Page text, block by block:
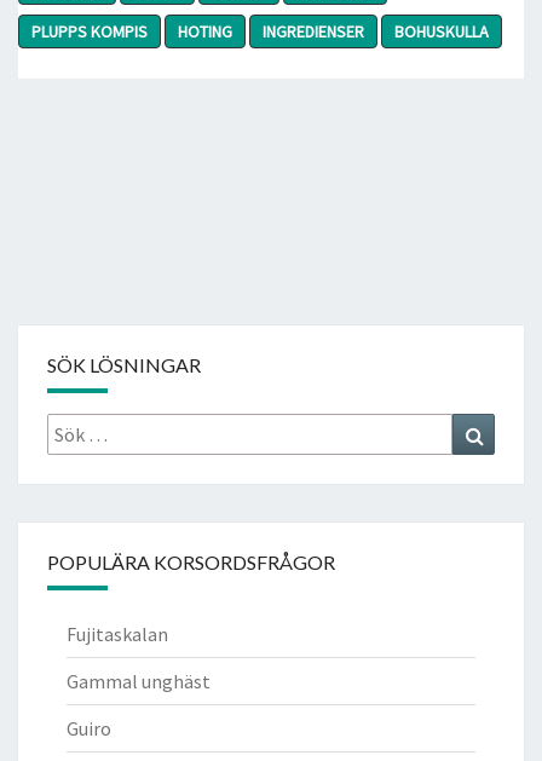
PLUPPS KOMPIS
HOTING INGREDIENSER BOHUSKULLA
SÖK LÖSNINGAR
Sök
efter:
POPULÄRA KORSORDSFRÅGOR
Fujitaskalan
Gammal unghäst
Guiro